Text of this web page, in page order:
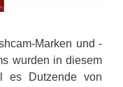
Marken und -
wurden in diesem
es Dutzende von